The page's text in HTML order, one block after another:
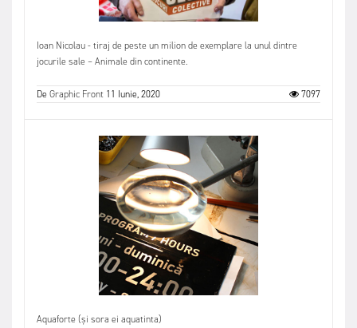
Ioan Nicolau - tiraj de peste un milion de exemplare la unul dintre
jocurile sale – Animale din continente.
DeGraphic Front 11 Iunie, 2020 7097
Aquaforte (și sora ei aquatinta)